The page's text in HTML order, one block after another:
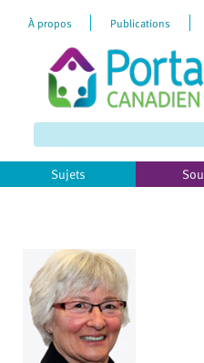
website
includes
an
À propos Publications
Sujets